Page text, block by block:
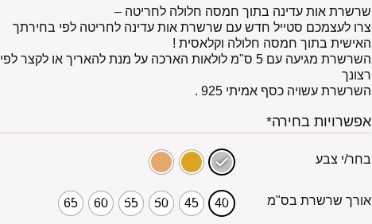
שרשרת אות עדינה בתוך חמסה חלולה לחריטה –
צרו לעצמכם סטייל חדש עם שרשרת אות עדינה לחריטה לפי בחירתך
האישית בתוך חמסה חלולה וקלאסית !
השרשרת מגיעה עם 5 ס"מ לולאות הארכה על מנת להאריך או לקצר לפי
רצונך
השרשרת עשויה כסף אמיתי 925 .
אפשרויות בחירה*
בחר/י צבע
אורך שרשרת בס"מ 40
45
50
55
60
65